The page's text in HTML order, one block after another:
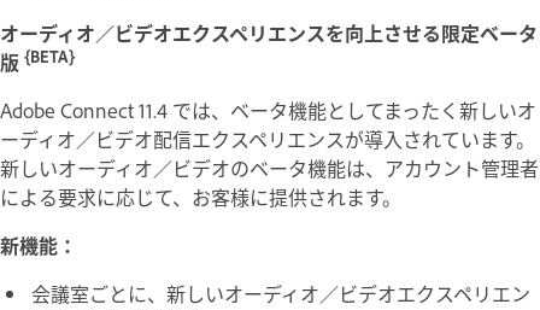
オーディオ／ビデオエクスペリエンスを向上させる限定ベータ
版 {BETA}
Adobe Connect 11.4 では、ベータ機能としてまったく新しいオ
ーディオ／ビデオ配信エクスペリエンスが導入されています。
新しいオーディオ／ビデオのベータ機能は、アカウント管理者
による要求に応じて、お客様に提供されます。
新機能：
会議室ごとに、新しいオーディオ／ビデオエクスペリエン